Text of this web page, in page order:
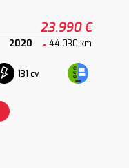
23.990 €
2020 44.030 km
131 cv